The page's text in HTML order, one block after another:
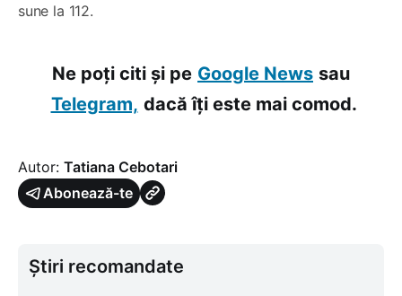
sune la 112.
Ne poți citi și pe Google News sau
Telegram, dacă îți este mai comod.
Autor: Tatiana Cebotari
Abonează-te
Știri recomandate